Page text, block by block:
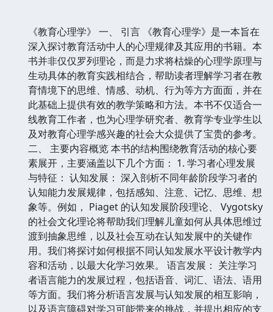
《教育心理学》 一、 引言 《教育心理学》是一本旨在
深入探讨教育活动中人的心理规律及其应用的书籍。本
书并非仅仅罗列理论，而是力求将枯燥的心理学原理与
生动具体的教育实践相结合，帮助读者理解学习者在教
育情境下的思维、情感、动机、行为等方方面面，并在
此基础上提供有效的教学策略和方法。本书不仅适合一
线教育工作者，也为心理学研究者、教育学专业学生以
及对教育心理学感兴趣的社会大众提供了宝贵的参考。
二、 主要内容概览 本书的结构围绕教育活动的核心要
素展开，主要涵盖以下几个方面： 1. 学习者心理发展
与特征： 认知发展： 深入剖析不同年龄阶段学习者的
认知能力发展规律，包括感知、注意、记忆、思维、想
象等。例如， Piaget 的认知发展阶段理论、 Vygotsky
的社会文化理论将帮助我们理解儿童如何从具体思维过
渡到抽象思维，以及社会互动在认知发展中的关键作
用。我们将探讨如何根据不同认知发展水平设计教学内
容和活动，以最大化学习效果。 语言发展： 关注学习
者语言能力的发展过程，包括语音、词汇、语法、语用
等方面。我们将分析语言发展与认知发展的相互影响，
以及语言障碍对学习可能带来的挑战，并提出相应的支